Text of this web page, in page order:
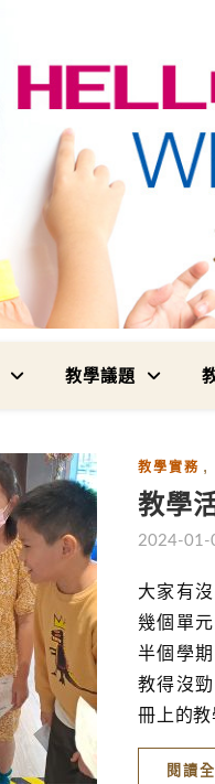
教學議題
教學實務 ,
教學
2024-01-
大家有
幾個單
半個學
教得沒
冊上的教
閱讀